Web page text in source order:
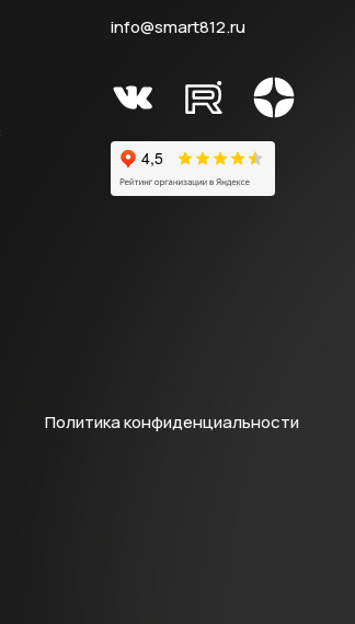
info@smart812.ru
Политика конфиденциальности